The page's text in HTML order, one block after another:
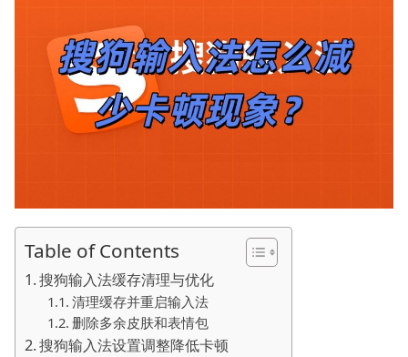
Table of Contents
搜狗输入法缓存清理与优化
清理缓存并重启输入法
删除多余皮肤和表情包
搜狗输入法设置调整降低卡顿